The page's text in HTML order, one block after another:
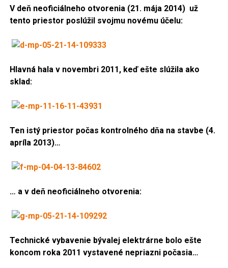
V deň neoficiálneho otvorenia (21. mája 2014) už
tento priestor poslúžil svojmu novému účelu:
Hlavná hala v novembri 2011, keď ešte slúžila ako
sklad:
Ten istý priestor počas kontrolného dňa na stavbe (4.
apríla 2013)…
… a v deň neoficiálneho otvorenia:
Technické vybavenie bývalej elektrárne bolo ešte
koncom roka 2011 vystavené nepriazni počasia…